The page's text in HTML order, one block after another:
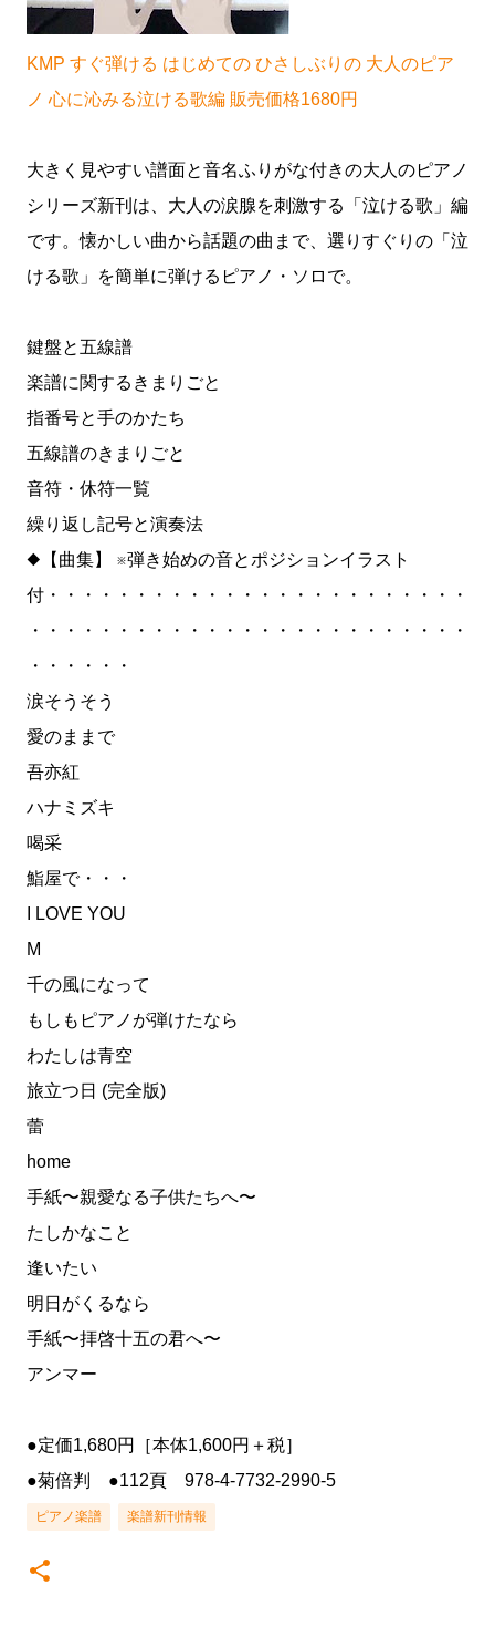
KMP すぐ弾ける はじめての ひさしぶりの 大人のピア
ノ 心に沁みる泣ける歌編 販売価格1680円
大きく見やすい譜面と音名ふりがな付きの大人のピアノ
シリーズ新刊は、大人の涙腺を刺激する「泣ける歌」編
です。懐かしい曲から話題の曲まで、選りすぐりの「泣
ける歌」を簡単に弾けるピアノ・ソロで。
鍵盤と五線譜
楽譜に関するきまりごと
指番号と手のかたち
五線譜のきまりごと
音符・休符一覧
繰り返し記号と演奏法
◆【曲集】 ※弾き始めの音とポジションイラスト
付・・・・・・・・・・・・・・・・・・・・・・・・
・・・・・・・・・・・・・・・・・・・・・・・・・
・・・・・・
涙そうそう
愛のままで
吾亦紅
ハナミズキ
喝采
鮨屋で・・・
I LOVE YOU
M
千の風になって
もしもピアノが弾けたなら
わたしは青空
旅立つ日 (完全版)
蕾
home
手紙〜親愛なる子供たちへ〜
たしかなこと
逢いたい
明日がくるなら
手紙〜拝啓十五の君へ〜
アンマー
●定価1,680円［本体1,600円＋税］
●菊倍判 ●112頁 978-4-7732-2990-5
ピアノ楽譜 楽譜新刊情報